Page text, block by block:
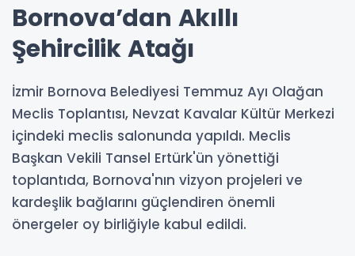
Bornova’dan Akıllı
Şehircilik Atağı
İzmir Bornova Belediyesi Temmuz Ayı Olağan
Meclis Toplantısı, Nevzat Kavalar Kültür Merkezi
içindeki meclis salonunda yapıldı. Meclis
Başkan Vekili Tansel Ertürk'ün yönettiği
toplantıda, Bornova'nın vizyon projeleri ve
kardeşlik bağlarını güçlendiren önemli
önergeler oy birliğiyle kabul edildi.